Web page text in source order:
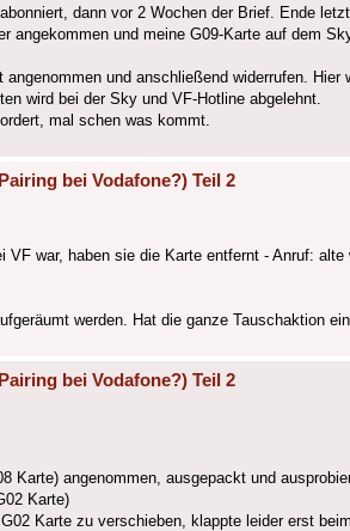
dann vor 2 Wochen der Brief. Ende
angekommen und meine G09-Karte auf dem
und anschließend widerrufen.
wird bei der Sky und VF-Hotline abgelehnt.
mal schen was kommt.
bei Vodafone?) Teil 2
war, haben sie die Karte entfernt - Anruf:
werden. Hat die ganze Tauschaktion
bei Vodafone?) Teil 2
Karte) angenommen, ausgepackt und
Karte)
Karte zu verschieben, klappte leider erst